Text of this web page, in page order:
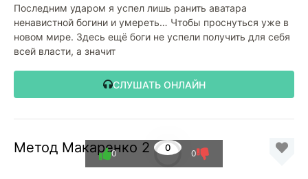
Последним ударом я успел лишь ранить аватара
ненавистной богини и умереть… Чтобы проснуться уже в
новом мире. Здесь ещё боги не успели получить для себя
всей власти, а значит
СЛУШАТЬ ОНЛАЙН
Метод Макаренко 2 0
0 0